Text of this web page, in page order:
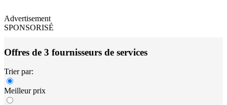
Advertisement
SPONSORISÉ
Offres de 3 fournisseurs de services
Trier par:
Meilleur prix